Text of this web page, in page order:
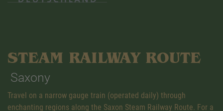
STEAM RAILWAY ROUTE
Saxony
Travel on a narrow gauge train (operated daily) through
enchanting regions along the Saxon Steam Railway Route. For a